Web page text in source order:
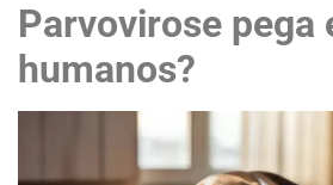
Parvovirose pega
humanos?